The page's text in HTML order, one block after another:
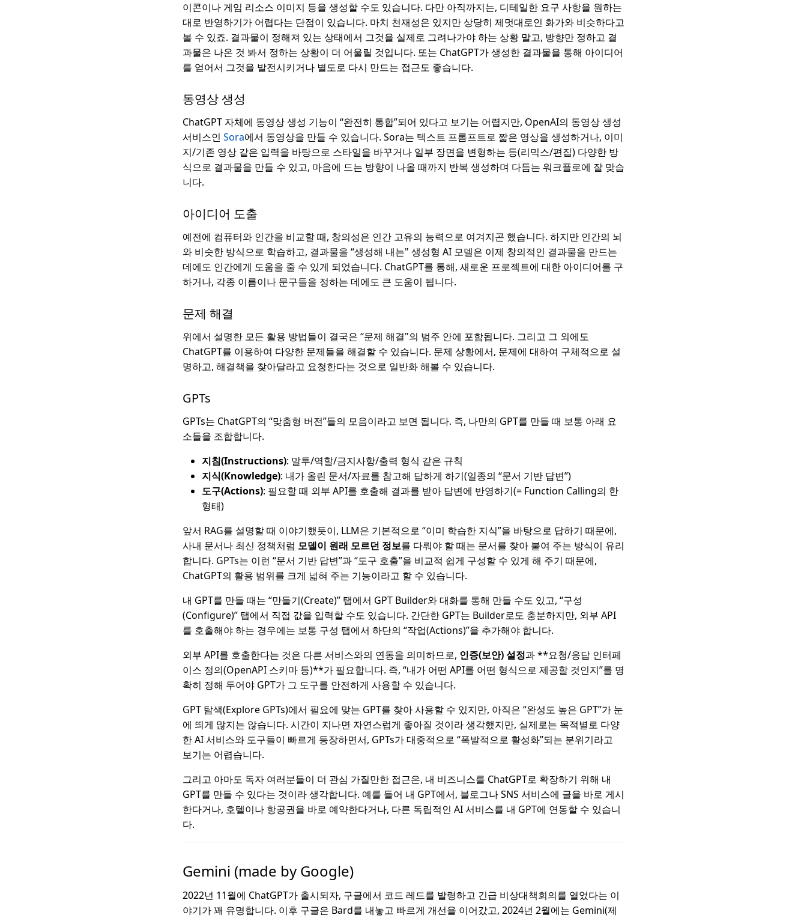
이콘이나 게임 리소스 이미지 등을 생성할 수도 있습니다. 다만 아직까지는, 디테일한 요구 사항을 원하는
대로 반영하기가 어렵다는 단점이 있습니다. 마치 천재성은 있지만 상당히 제멋대로인 화가와 비슷하다고
볼 수 있죠. 결과물이 정해져 있는 상태에서 그것을 실제로 그려나가야 하는 상황 말고, 방향만 정하고 결
과물은 나온 것 봐서 정하는 상황이 더 어울릴 것입니다. 또는 ChatGPT가 생성한 결과물을 통해 아이디어
를 얻어서 그것을 발전시키거나 별도로 다시 만드는 접근도 좋습니다.
동영상 생성
ChatGPT 자체에 동영상 생성 기능이 “완전히 통합”되어 있다고 보기는 어렵지만, OpenAI의 동영상 생성
서비스인 Sora에서 동영상을 만들 수 있습니다. Sora는 텍스트 프롬프트로 짧은 영상을 생성하거나, 이미
지/기존 영상 같은 입력을 바탕으로 스타일을 바꾸거나 일부 장면을 변형하는 등(리믹스/편집) 다양한 방
식으로 결과물을 만들 수 있고, 마음에 드는 방향이 나올 때까지 반복 생성하며 다듬는 워크플로에 잘 맞습
니다.
아이디어 도출
예전에 컴퓨터와 인간을 비교할 때, 창의성은 인간 고유의 능력으로 여겨지곤 했습니다. 하지만 인간의 뇌
와 비슷한 방식으로 학습하고, 결과물을 “생성해 내는" 생성형 AI 모델은 이제 창의적인 결과물을 만드는
데에도 인간에게 도움을 줄 수 있게 되었습니다. ChatGPT를 통해, 새로운 프로젝트에 대한 아이디어를 구
하거나, 각종 이름이나 문구들을 정하는 데에도 큰 도움이 됩니다.
문제 해결
위에서 설명한 모든 활용 방법들이 결국은 “문제 해결"의 범주 안에 포함됩니다. 그리고 그 외에도
ChatGPT를 이용하여 다양한 문제들을 해결할 수 있습니다. 문제 상황에서, 문제에 대하여 구체적으로 설
명하고, 해결책을 찾아달라고 요청한다는 것으로 일반화 해볼 수 있습니다.
GPTs
GPTs는 ChatGPT의 “맞춤형 버전”들의 모음이라고 보면 됩니다. 즉, 나만의 GPT를 만들 때 보통 아래 요
소들을 조합합니다.
지침(Instructions): 말투/역할/금지사항/출력 형식 같은 규칙
지식(Knowledge): 내가 올린 문서/자료를 참고해 답하게 하기(일종의 “문서 기반 답변”)
도구(Actions): 필요할 때 외부 API를 호출해 결과를 받아 답변에 반영하기(= Function Calling의 한
형태)
앞서 RAG를 설명할 때 이야기했듯이, LLM은 기본적으로 “이미 학습한 지식”을 바탕으로 답하기 때문에,
사내 문서나 최신 정책처럼 모델이 원래 모르던 정보를 다뤄야 할 때는 문서를 찾아 붙여 주는 방식이 유리
합니다. GPTs는 이런 “문서 기반 답변”과 “도구 호출”을 비교적 쉽게 구성할 수 있게 해 주기 때문에,
ChatGPT의 활용 범위를 크게 넓혀 주는 기능이라고 할 수 있습니다.
내 GPT를 만들 때는 “만들기(Create)” 탭에서 GPT Builder와 대화를 통해 만들 수도 있고, “구성
(Configure)” 탭에서 직접 값을 입력할 수도 있습니다. 간단한 GPT는 Builder로도 충분하지만, 외부 API
를 호출해야 하는 경우에는 보통 구성 탭에서 하단의 “작업(Actions)”을 추가해야 합니다.
외부 API를 호출한다는 것은 다른 서비스와의 연동을 의미하므로, 인증(보안) 설정과 **요청/응답 인터페
이스 정의(OpenAPI 스키마 등)**가 필요합니다. 즉, “내가 어떤 API를 어떤 형식으로 제공할 것인지”를 명
확히 정해 두어야 GPT가 그 도구를 안전하게 사용할 수 있습니다.
GPT 탐색(Explore GPTs)에서 필요에 맞는 GPT를 찾아 사용할 수 있지만, 아직은 “완성도 높은 GPT”가 눈
에 띄게 많지는 않습니다. 시간이 지나면 자연스럽게 좋아질 것이라 생각했지만, 실제로는 목적별로 다양
한 AI 서비스와 도구들이 빠르게 등장하면서, GPTs가 대중적으로 “폭발적으로 활성화”되는 분위기라고
보기는 어렵습니다.
그리고 아마도 독자 여러분들이 더 관심 가질만한 접근은, 내 비즈니스를 ChatGPT로 확장하기 위해 내
GPT를 만들 수 있다는 것이라 생각합니다. 예를 들어 내 GPT에서, 블로그나 SNS 서비스에 글을 바로 게시
한다거나, 호텔이나 항공권을 바로 예약한다거나, 다른 독립적인 AI 서비스를 내 GPT에 연동할 수 있습니
다.
Gemini (made by Google)
2022년 11월에 ChatGPT가 출시되자, 구글에서 코드 레드를 발령하고 긴급 비상대책회의를 열었다는 이
야기가 꽤 유명합니다. 이후 구글은 Bard를 내놓고 빠르게 개선을 이어갔고, 2024년 2월에는 Gemini(제